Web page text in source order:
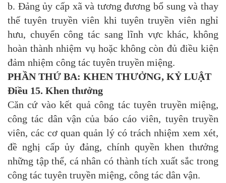
b. Đảng ủy cấp xã và tương đương bổ sung và thay
thế tuyên truyền viên khi tuyên truyền viên nghỉ
hưu, chuyển công tác sang lĩnh vực khác, không
hoàn thành nhiệm vụ hoặc không còn đủ điều kiện
đảm nhiệm công tác tuyên truyền miệng.
PHẦN THỨ BA: KHEN THƯỞNG, KỶ LUẬT
Điều 15. Khen thưởng
Căn cứ vào kết quả công tác tuyên truyền miệng,
công tác dân vận của báo cáo viên, tuyên truyền
viên, các cơ quan quản lý có trách nhiệm xem xét,
đề nghị cấp ủy đảng, chính quyền khen thưởng
những tập thể, cá nhân có thành tích xuất sắc trong
công tác tuyên truyền miệng, công tác dân vận.